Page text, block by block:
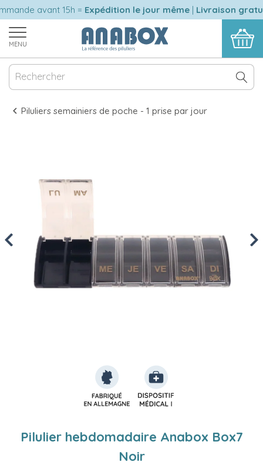
avant 15h = Expédition le jour même|Livraison
MENU
Piluliers semainiers de poche - 1 prise par jour
Previous
Pilulier hebdomadaire Anabox Box7
Noir